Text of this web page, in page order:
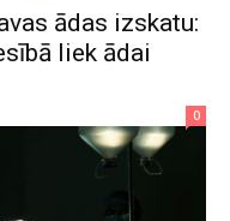
ādas izskatu:
liek ādai
0